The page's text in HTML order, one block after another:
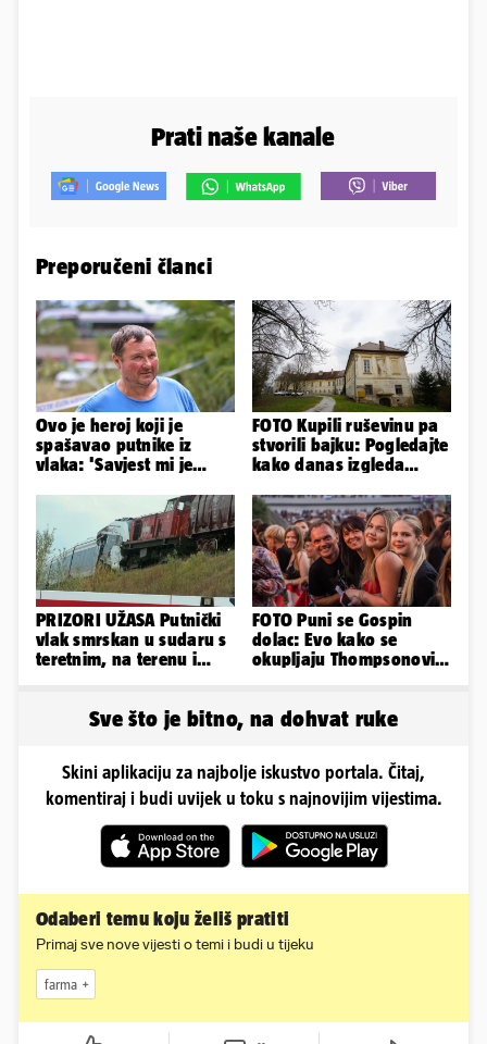
Prati naše kanale
Preporučeni članci
Ovo je heroj koji je
spašavao putnike iz
vlaka: 'Savjest mi je
FOTO Kupili ruševinu pa
stvorili bajku: Pogledajte
kako danas izgleda
PRIZORI UŽASA Putnički
vlak smrskan u sudaru s
teretnim, na terenu i
FOTO Puni se Gospin
dolac: Evo kako se
okupljaju Thompsonovi
Sve što je bitno, na dohvat ruke
Skini aplikaciju za najbolje iskustvo portala. Čitaj,
komentiraj i budi uvijek u toku s najnovijim vijestima.
Odaberi temu koju želiš pratiti
Primaj sve nove vijesti o temi i budi u tijeku
farma